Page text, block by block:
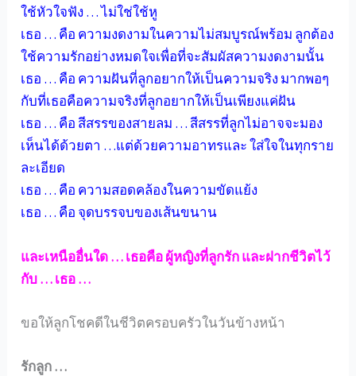
ใช้หัวใจฟัง … ไม่ใช่ใช้หู
เธอ … คือ ความงดงามในความไม่สมบูรณ์พร้อม ลูกต้อง
ใช้ความรักอย่างหมดใจเพื่อที่จะสัมผัสความงดงามนั้น
เธอ … คือ ความฝันที่ลูกอยากให้เป็นความจริง มากพอๆ
กับที่เธอคือความจริงที่ลูกอยากให้เป็นเพียงแค่ฝัน
เธอ … คือ สีสรรของสายลม … สีสรรที่ลูกไม่อาจจะมอง
เห็นได้ด้วยตา …แต่ด้วยความอาทรและ ใส่ใจในทุกราย
ละเอียด
เธอ … คือ ความสอดคล้องในความขัดแย้ง
เธอ … คือ จุดบรรจบของเส้นขนาน
และเหนืออื่นใด … เธอคือ ผู้หญิงที่ลูกรัก และฝากชีวิตไว้
กับ … เธอ …
ขอให้ลูกโชคดีในชีวิตครอบครัวในวันข้างหน้า
รักลูก …